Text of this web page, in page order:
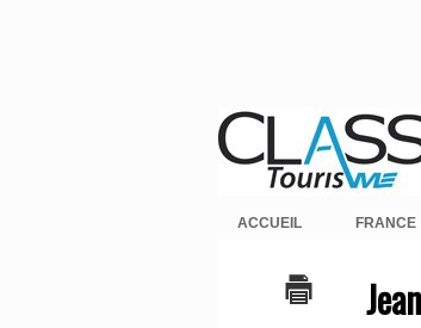
ACCUEIL FRANCE